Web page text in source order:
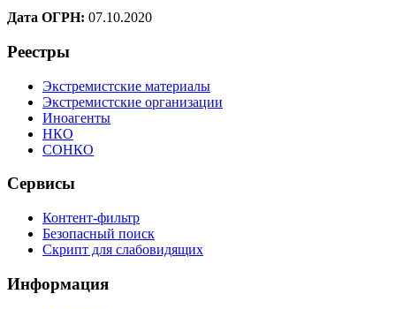
Дата ОГРН: 07.10.2020
Реестры
Экстремистские материалы
Экстремистские организации
Иноагенты
НКО
СОНКО
Сервисы
Контент-фильтр
Безопасный поиск
Скрипт для слабовидящих
Информация